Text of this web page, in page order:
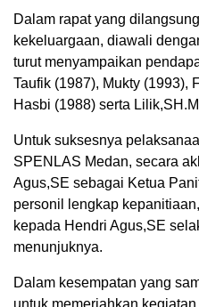
Dalam rapat yang
kekeluargaan, diawali
turut menyampaikan
Taufik (1987), Mukty (1993),
Hasbi (1988) serta
Untuk suksesnya
SPENLAS Medan, secara
Agus,SE sebagai Ketua
personil lengkap
kepada Hendri Agus,SE
menunjuknya.
Dalam kesempatan yang